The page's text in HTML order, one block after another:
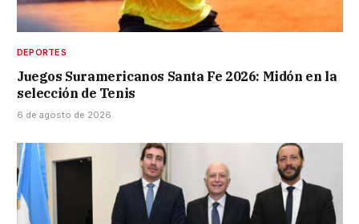
DEPORTES
Juegos Suramericanos Santa Fe 2026: Midón en la
selección de Tenis
6 de agosto de 2026